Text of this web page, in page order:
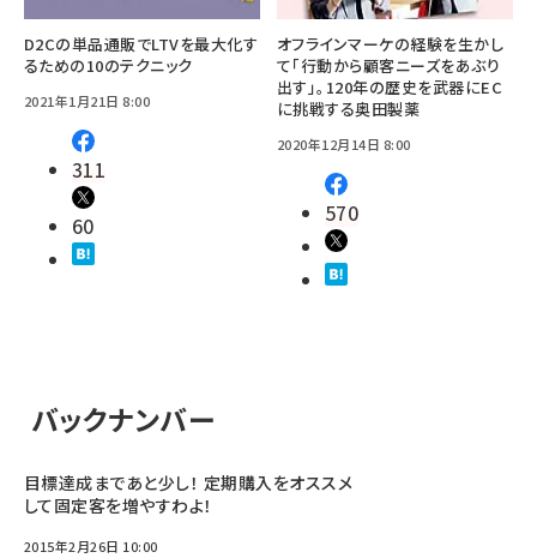
D2Cの単品通販でLTVを最大化す
るための10のテクニック
2021年1月21日 8:00
311
60
オフラインマーケの経験を生かし
て「行動から顧客ニーズをあぶり
出す」。120年の歴史を武器にEC
に挑戦する奥田製薬
2020年12月14日 8:00
570
バックナンバー
目標達成まであと少し！ 定期購入をオススメ
して固定客を増やすわよ！
2015年2月26日 10:00